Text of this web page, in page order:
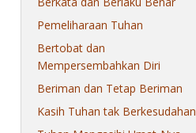
Pemeliharaan Tuhan
Bertobat dan
Mempersembahkan Diri
Beriman dan Tetap Beriman
Kasih Tuhan tak Berkesudahan